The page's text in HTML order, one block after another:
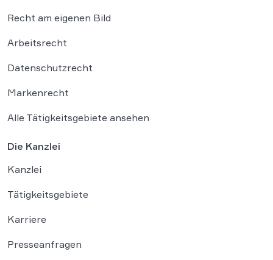
Recht am eigenen Bild
Arbeitsrecht
Datenschutzrecht
Markenrecht
Alle Tätigkeitsgebiete ansehen
Die Kanzlei
Kanzlei
Tätigkeitsgebiete
Karriere
Presseanfragen